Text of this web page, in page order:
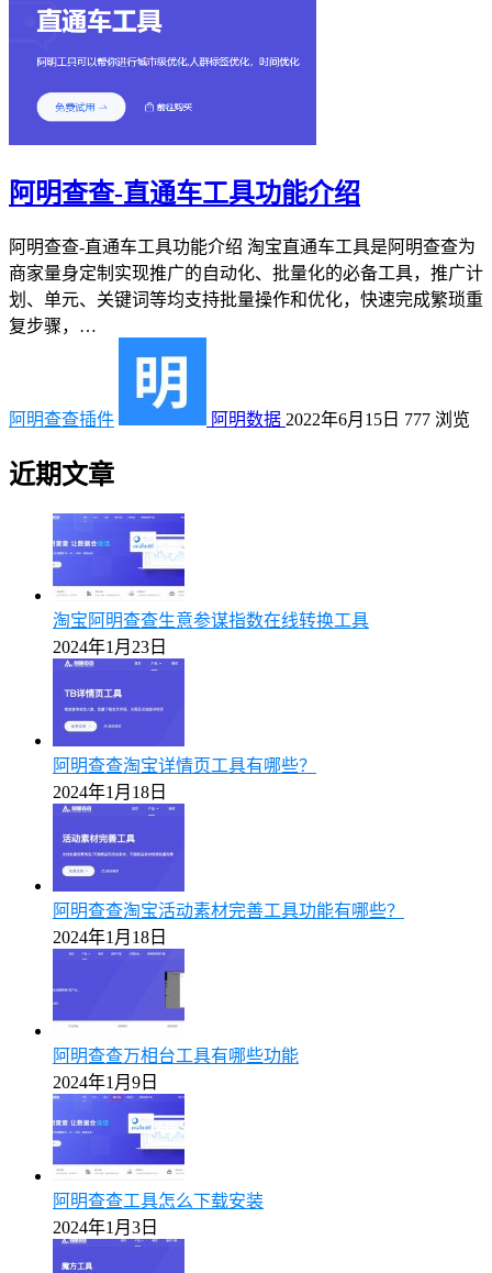
阿明查查-直通车工具功能介绍
阿明查查-直通车工具功能介绍 淘宝直通车工具是阿明查查为
商家量身定制实现推广的自动化、批量化的必备工具，推广计
划、单元、关键词等均支持批量操作和优化，快速完成繁琐重
复步骤，…
阿明查查插件 阿明数据 2022年6月15日 777 浏览
近期文章
淘宝阿明查查生意参谋指数在线转换工具
2024年1月23日
阿明查查淘宝详情页工具有哪些？
2024年1月18日
阿明查查淘宝活动素材完善工具功能有哪些？
2024年1月18日
阿明查查万相台工具有哪些功能
2024年1月9日
阿明查查工具怎么下载安装
2024年1月3日